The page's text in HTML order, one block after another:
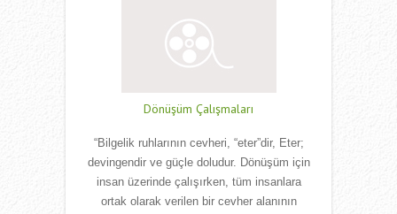
Dönüşüm Çalışmaları
“Bilgelik ruhlarının cevheri, “eter”dir, Eter;
devingendir ve güçle doludur. Dönüşüm için
insan üzerinde çalışırken, tüm insanlara
ortak olarak verilen bir cevher alanının